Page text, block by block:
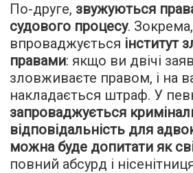
По-друге, звужуються
судового процесу. Зокрема,
впроваджується інститут
правами: якщо ви двічі
зловживаєте правом, і на
накладається штраф. У
запроваджується
відповідальність для
можна буде допитати як
повний абсурд і